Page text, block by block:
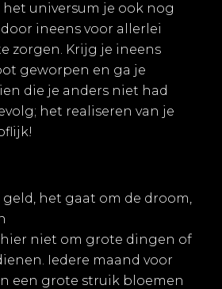
universum je ook nog
ineens voor allerlei
zorgen. Krijg je ineens
geworpen en ga je
die je anders niet had
het realiseren van je
het gaat om de droom,
niet om grote dingen of
Iedere maand voor
een grote struik bloemen